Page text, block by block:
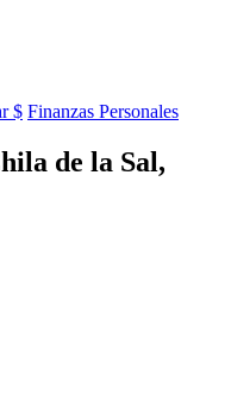
$ Finanzas Personales
de la Sal,